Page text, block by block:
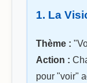
1. La
Thème :
Action :
pour "voir"